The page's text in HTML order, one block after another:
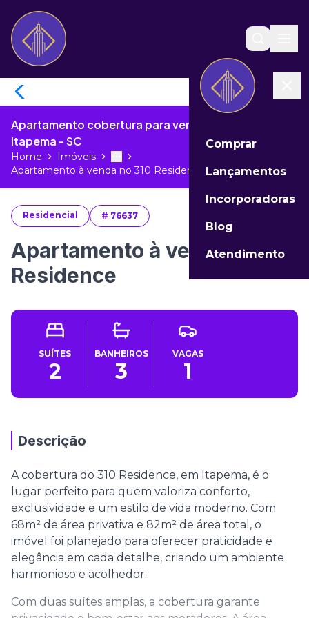
Comprar
Lançamentos
Incorporadoras
Blog
Atendimento
Apartamento cobertura para venda no Meia Praia de
Itapema - SC
Home Imóveis More
Toggle menu
Apartamento à venda no 310 Residenc...
Residencial # 76637
Apartamento à venda no 310
Residence
SUÍTES
2
BANHEIROS
3
VAGAS
1
Descrição
A cobertura do 310 Residence, em Itapema, é o
lugar perfeito para quem valoriza conforto,
exclusividade e um estilo de vida moderno. Com
68m² de área privativa e 82m² de área total, o
imóvel foi planejado para oferecer praticidade e
elegância em cada detalhe, criando um ambiente
harmonioso e acolhedor.
Com duas suítes amplas, a cobertura garante